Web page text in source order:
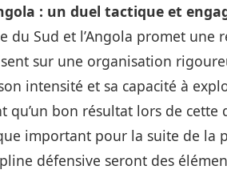
: un duel tactique et
du Sud et l’Angola promet
sur une organisation
son intensité et sa capacité à
qu’un bon résultat lors de
important pour la suite de la
défensive seront des